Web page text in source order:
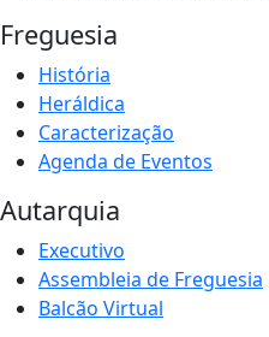
Freguesia
História
Heráldica
Caracterização
Agenda de Eventos
Autarquia
Executivo
Assembleia de Freguesia
Balcão Virtual